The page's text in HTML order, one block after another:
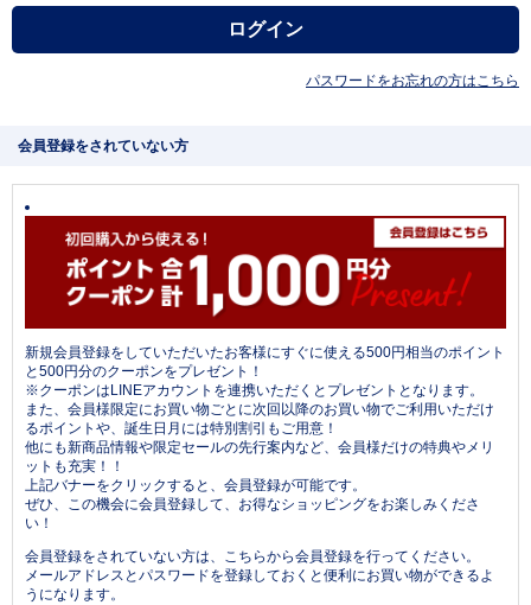
パスワードをお忘れの方はこちら
会員登録をされていない方
新規会員登録をしていただいたお客様にすぐに使える500円相当のポイント
と500円分のクーポンをプレゼント！
※クーポンはLINEアカウントを連携いただくとプレゼントとなります。
また、会員様限定にお買い物ごとに次回以降のお買い物でご利用いただけ
るポイントや、誕生日月には特別割引もご用意！
他にも新商品情報や限定セールの先行案内など、会員様だけの特典やメリ
ットも充実！！
上記バナーをクリックすると、会員登録が可能です。
ぜひ、この機会に会員登録して、お得なショッピングをお楽しみくださ
い！
会員登録をされていない方は、こちらから会員登録を行ってください。
メールアドレスとパスワードを登録しておくと便利にお買い物ができるよ
うになります。